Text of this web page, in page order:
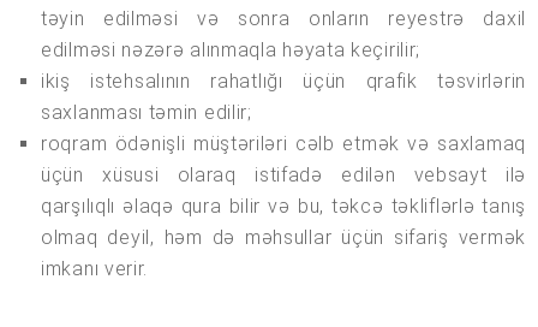
təyin edilməsi və sonra onların reyestrə daxil
edilməsi nəzərə alınmaqla həyata keçirilir;
ikiş istehsalının rahatlığı üçün qrafik təsvirlərin
saxlanması təmin edilir;
roqram ödənişli müştəriləri cəlb etmək və saxlamaq
üçün xüsusi olaraq istifadə edilən vebsayt ilə
qarşılıqlı əlaqə qura bilir və bu, təkcə təkliflərlə tanış
olmaq deyil, həm də məhsullar üçün sifariş vermək
imkanı verir.